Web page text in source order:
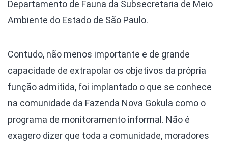
Departamento de Fauna da Subsecretaria de Meio
Ambiente do Estado de São Paulo.
Contudo, não menos importante e de grande
capacidade de extrapolar os objetivos da própria
função admitida, foi implantado o que se conhece
na comunidade da Fazenda Nova Gokula como o
programa de monitoramento informal. Não é
exagero dizer que toda a comunidade, moradores